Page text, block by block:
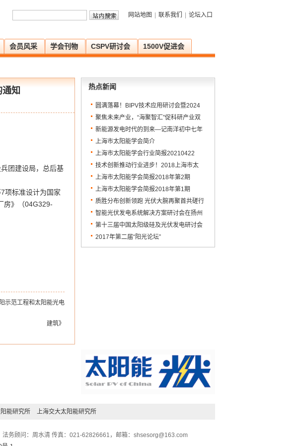
网站地图 联系我们 论坛入口
会员风采 学会刊物 CSPV研讨会 1500V促进会
知
团建设局，总后基
项标准设计为国家
房》（04G329-
示范工程和太阳能光电
建筑》
热点新闻
圆满落幕！BIPV技术应用研讨会暨2024
年上海市太阳能学会学术年会顺利召开
聚焦未来产业，“海聚智汇”促科研产业双
向链接
新能源发电时代的到来—记南洋初中七年
级新能源科普讲座
上海市太阳能学会简介
上海市太阳能学会行业简报20210422
技术创新推动行业进步！2018上海市太
阳能学会年会暨先进技术集成研讨会圆满
落幕
上海市太阳能学会简报2018年第2期
上海市太阳能学会简报2018年第1期
质胜分布创新领跑 光伏大腕再聚首共磋行
业发展——PAT2018爱光伏一生一世完美
落幕
智能光伏发电系统解决方案研讨会在扬州
宝应圆满召开
第十三届中国太阳级硅及光伏发电研讨会
顺利闭幕
2017年第二届“阳光论坛”
能研究所 上海交大太阳能研究所
务顾问：周水清 传真：021-62826661，邮箱：shsesorg@163.com